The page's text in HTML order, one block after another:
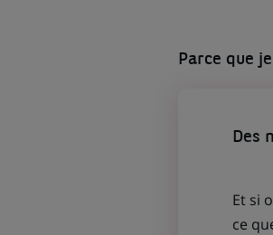
Parce que
Des
Et si
ce